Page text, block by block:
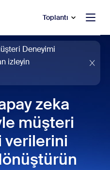
Toplantı
Deneyimi
izleyin
zeka
müşteri
verilerini